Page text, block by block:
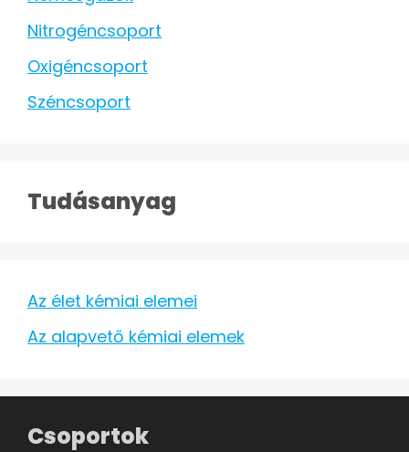
Nitrogéncsoport
Oxigéncsoport
Széncsoport
Tudásanyag
Az élet kémiai elemei
Az alapvető kémiai elemek
Csoportok